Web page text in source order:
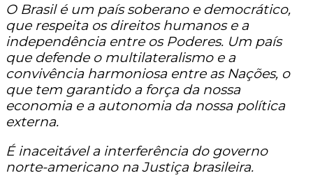
O Brasil é um país soberano e democrático,
que respeita os direitos humanos e a
independência entre os Poderes. Um país
que defende o multilateralismo e a
convivência harmoniosa entre as Nações, o
que tem garantido a força da nossa
economia e a autonomia da nossa política
externa.
É inaceitável a interferência do governo
norte-americano na Justiça brasileira.